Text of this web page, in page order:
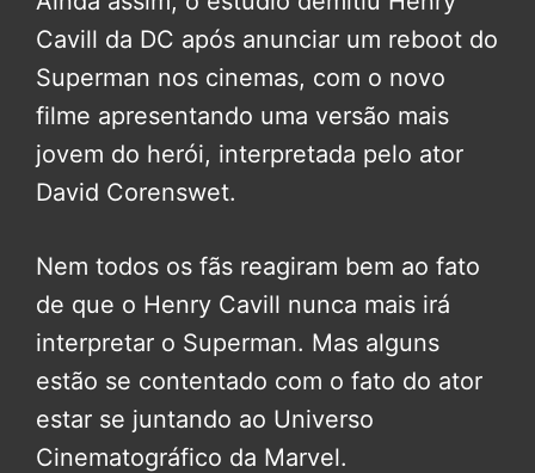
Cavill da DC após anunciar um reboot do
Superman nos cinemas, com o novo
filme apresentando uma versão mais
jovem do herói, interpretada pelo ator
David Corenswet.
Nem todos os fãs reagiram bem ao fato
de que o Henry Cavill nunca mais irá
interpretar o Superman. Mas alguns
estão se contentado com o fato do ator
estar se juntando ao Universo
Cinematográfico da Marvel.